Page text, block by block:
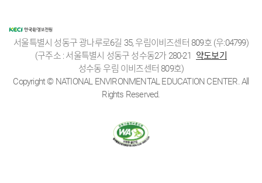
서울특별시 성동구 광나루로6길 35, 우림이비즈센터 809호 (우:04799)
(구주소 : 서울특별시 성동구 성수동2가 280-21
약도보기
성수동 우림 이비즈센터 809호)
Copyright © NATIONAL ENVIRONMENTAL EDUCATION CENTER. All
Rights Reserved.